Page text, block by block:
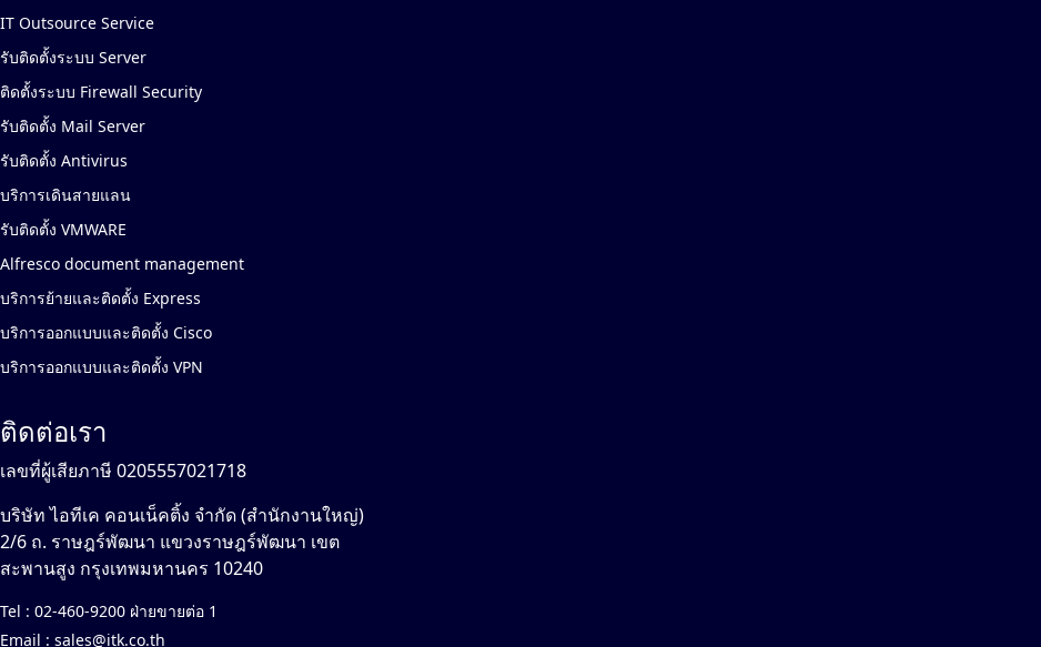
IT Outsource Service
รับติดตั้งระบบ Server
ติดตั้งระบบ Firewall Security
รับติดตั้ง Mail Server
รับติดตั้ง Antivirus
บริการเดินสายแลน
รับติดตั้ง VMWARE
Alfresco document management
บริการย้ายและติดตั้ง Express
บริการออกแบบและติดตั้ง Cisco
บริการออกแบบและติดตั้ง VPN
ติดต่อเรา
เลขที่ผู้เสียภาษี 0205557021718
บริษัท ไอทีเค คอนเน็คติ้ง จำกัด (สำนักงานใหญ่)
2/6 ถ. ราษฎร์พัฒนา แขวงราษฎร์พัฒนา เขต
สะพานสูง กรุงเทพมหานคร 10240
Tel : 02-460-9200 ฝ่ายขายต่อ 1
Email : sales@itk.co.th